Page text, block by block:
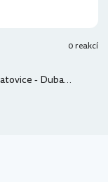
0 reakcí
[W6] Katovice - Dubaj - Sofie - Bratislava 2,5k WDC